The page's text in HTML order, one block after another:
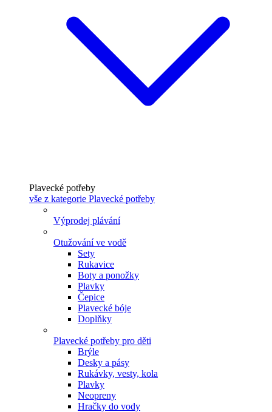
Plavecké potřeby
vše z kategorie Plavecké potřeby
Výprodej plávání
Otužování ve vodě
Sety
Rukavice
Boty a ponožky
Plavky
Čepice
Plavecké bóje
Doplňky
Plavecké potřeby pro děti
Brýle
Desky a pásy
Rukávky, vesty, kola
Plavky
Neopreny
Hračky do vody